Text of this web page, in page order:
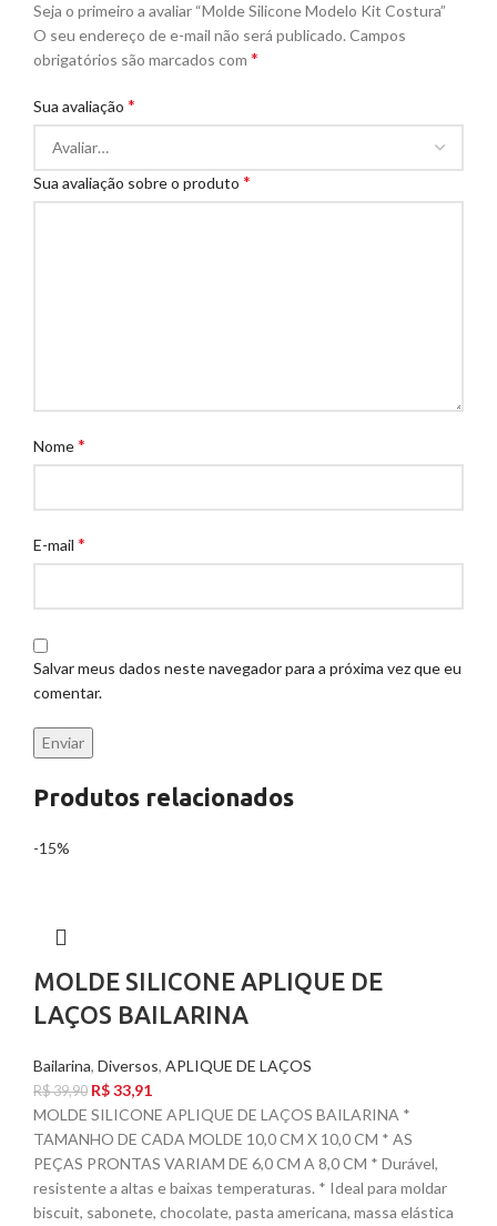
Seja o primeiro a avaliar “Molde Silicone Modelo Kit Costura”
O seu endereço de e-mail não será publicado.Campos
obrigatórios são marcados com *
Sua avaliação *
Sua avaliação sobre o produto *
Nome*
E-mail *
Salvar meus dados neste navegador para a próxima vez que eu
comentar.
Produtos relacionados
-15%
MOLDE SILICONE APLIQUE DE
LAÇOS BAILARINA
Bailarina, Diversos, APLIQUE DE LAÇOS
R$39,90 R$33,91
MOLDE SILICONE APLIQUE DE LAÇOS BAILARINA *
TAMANHO DE CADA MOLDE 10,0 CM X 10,0 CM * AS
PEÇAS PRONTAS VARIAM DE 6,0 CM A 8,0 CM * Durável,
resistente a altas e baixas temperaturas. * Ideal para moldar
biscuit, sabonete, chocolate, pasta americana, massa elástica